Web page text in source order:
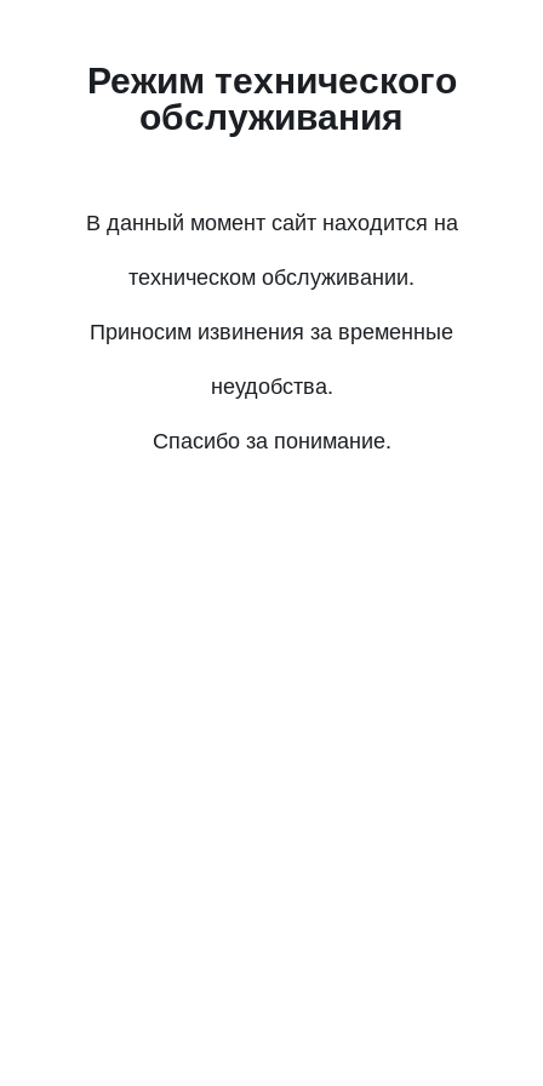
Режим технического
обслуживания
В данный момент сайт находится на
техническом обслуживании.
Приносим извинения за временные
неудобства.
Спасибо за понимание.